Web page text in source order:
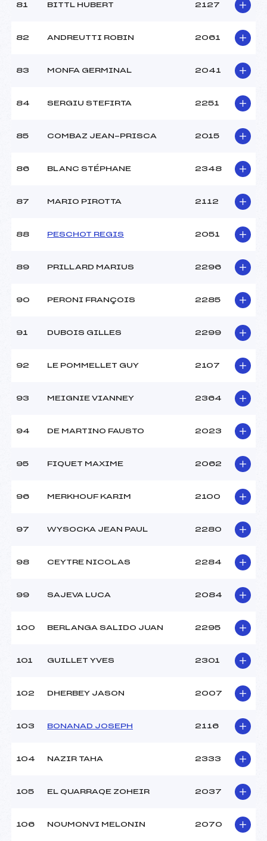
81 BITTL HUBERT 2127
82 ANDREUTTI ROBIN 2061
83 MONFA GERMINAL 2041
84 SERGIU STEFIRTA 2251
85 COMBAZ JEAN-PRISCA 2015
86 BLANC STÉPHANE 2348
87 MARIO PIROTTA 2112
88 PESCHOT REGIS 2051
89 PRILLARD MARIUS 2296
90 PERONI FRANÇOIS 2285
91 DUBOIS GILLES 2299
92 LE POMMELLET GUY 2107
93 MEIGNIE VIANNEY 2364
94 DE MARTINO FAUSTO 2023
95 FIQUET MAXIME 2062
96 MERKHOUF KARIM 2100
97 WYSOCKA JEAN PAUL 2280
98 CEYTRE NICOLAS 2284
99 SAJEVA LUCA 2084
100 BERLANGA SALIDO JUAN 2295
101 GUILLET YVES 2301
102 DHERBEY JASON 2007
103 BONANAD JOSEPH 2116
104 NAZIR TAHA 2333
105 EL QUARRAQE ZOHEIR 2037
106 NOUMONVI MELONIN 2070